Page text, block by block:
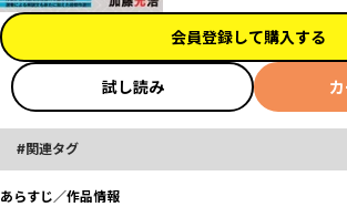
会員登録して購入する
試し読み
関連タグ
あらすじ／作品情報